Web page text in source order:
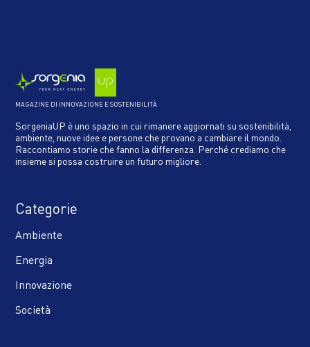
MAGAZINE DI INNOVAZIONE E SOSTENIBILITÀ
SorgeniaUP è uno spazio in cui rimanere aggiornati su sostenibilità,
ambiente, nuove idee e persone che provano a cambiare il mondo.
Raccontiamo storie che fanno la differenza. Perché crediamo che
insieme si possa costruire un futuro migliore.
Categorie
Ambiente
Energia
Innovazione
Società